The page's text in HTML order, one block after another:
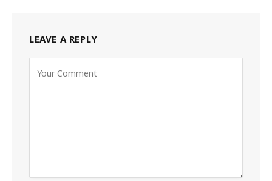
LEAVE A REPLY